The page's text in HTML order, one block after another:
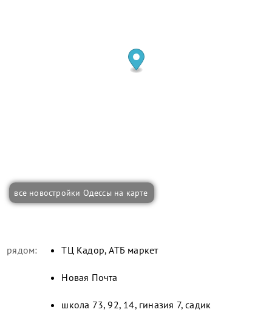
все новостройки Одессы на карте
рядом: ТЦ Кадор, АТБ маркет
Новая Почта
школа 73, 92, 14, гиназия 7, садик